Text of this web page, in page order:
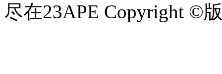
尽在23APE Copyright ©